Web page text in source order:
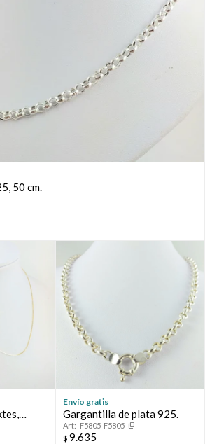
50 cm.
Envío gratis
Gargantilla de plata 925.
F5805-F5805
$ 9.635